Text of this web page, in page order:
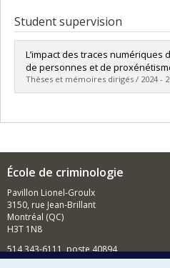
Student supervision
L’impact des traces numériques
de personnes et de
Thèses et mémoires dirigés / 2024 -
Cycle :Master's
École de criminologie
Pavillon Lionel-Groulx
3150, rue Jean-Brillant
Montréal (QC)
H3T 1N8
514 343-6111, poste 40894